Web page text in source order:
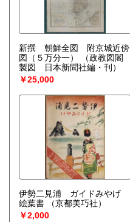
新撰 朝鮮全図 附京城近傍
図（５万分一）
（政教図閣
製図 日本新聞社編・刊）
￥25,000
伊勢二見浦 ガイドみやげ
絵葉書
（京都美巧社）
￥2,000